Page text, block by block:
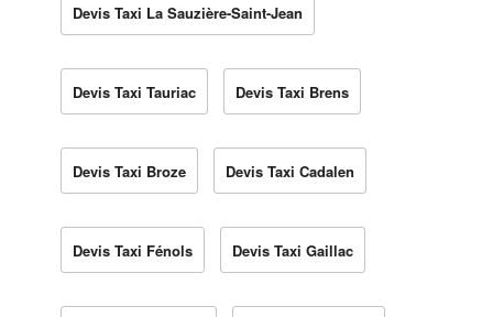
Devis Taxi La Sauzière-Saint-Jean
Devis Taxi Tauriac Devis Taxi Brens
Devis Taxi Broze Devis Taxi Cadalen
Devis Taxi Fénols Devis Taxi Gaillac